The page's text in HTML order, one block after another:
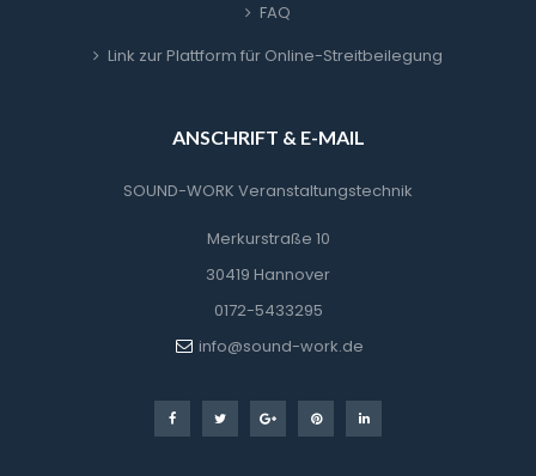
FAQ
Link zur Plattform für Online-Streitbeilegung
ANSCHRIFT & E-MAIL
SOUND-WORK Veranstaltungstechnik
Merkurstraße 10
30419 Hannover
0172-5433295
info@sound-work.de